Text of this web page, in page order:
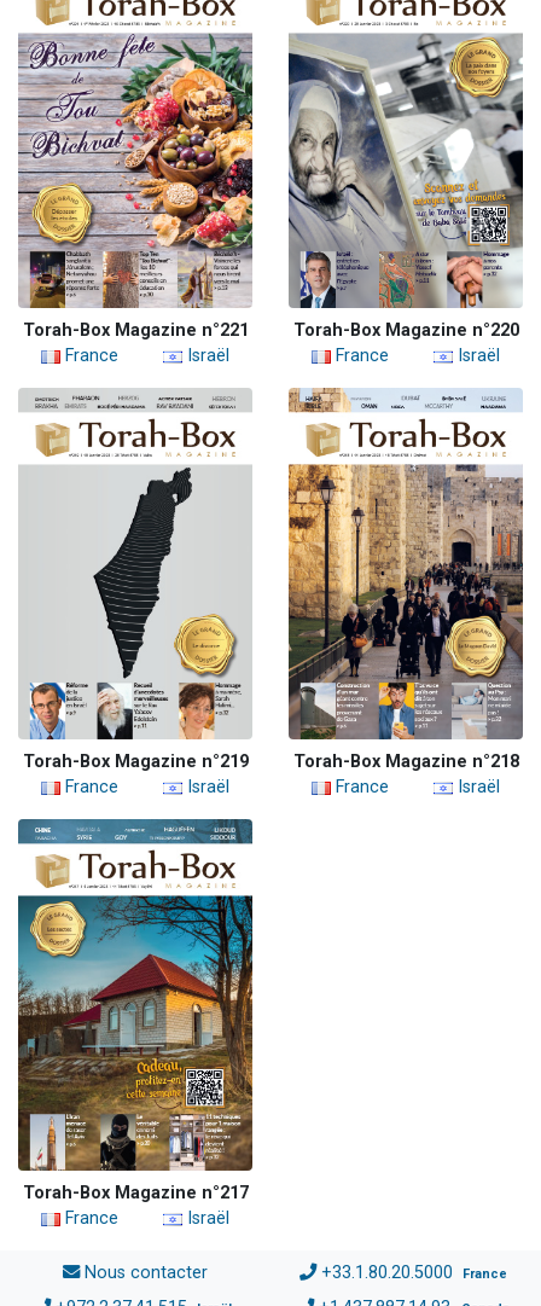
Torah-Box Magazine n°221
France
Israël
Torah-Box Magazine n°220
France
Israël
Torah-Box Magazine n°219
France
Israël
Torah-Box Magazine n°218
France
Israël
Torah-Box Magazine n°217
France
Israël
Nous contacter +33.1.80.20.5000 France